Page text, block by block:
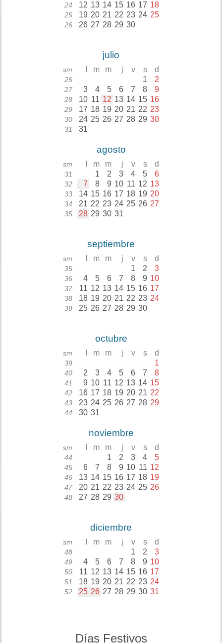
24 12 13 14 15 16 17 18
25 19 20 21 22 23 24 25
26 26 27 28 29 30
julio
sm m m j v s d
26 1 2
27 3 4 5 6 7 8 9
28 10 11 12 13 14 15 16
29 17 18 19 20 21 22 23
30 24 25 26 27 28 29 30
31 31
agosto
sm m m j v s d
31 1 2 3 4 5 6
32 7 8 9 10 11 12 13
33 14 15 16 17 18 19 20
34 21 22 23 24 25 26 27
35 28 29 30 31
septiembre
sm m m j v s d
35 1 2 3
36 4 5 6 7 8 9 10
37 11 12 13 14 15 16 17
38 18 19 20 21 22 23 24
39 25 26 27 28 29 30
octubre
sm m m j v s d
39 1
40 2 3 4 5 6 7 8
41 9 10 11 12 13 14 15
42 16 17 18 19 20 21 22
43 23 24 25 26 27 28 29
44 30 31
noviembre
sm m m j v s d
44 1 2 3 4 5
45 6 7 8 9 10 11 12
46 13 14 15 16 17 18 19
47 20 21 22 23 24 25 26
48 27 28 29 30
diciembre
sm m m j v s d
48 1 2 3
49 4 5 6 7 8 9 10
50 11 12 13 14 15 16 17
51 18 19 20 21 22 23 24
52 25 26 27 28 29 30 31
Días Festivos